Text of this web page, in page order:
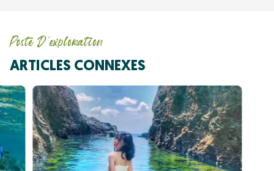
Poste D'exploration
ARTICLES CONNEXES